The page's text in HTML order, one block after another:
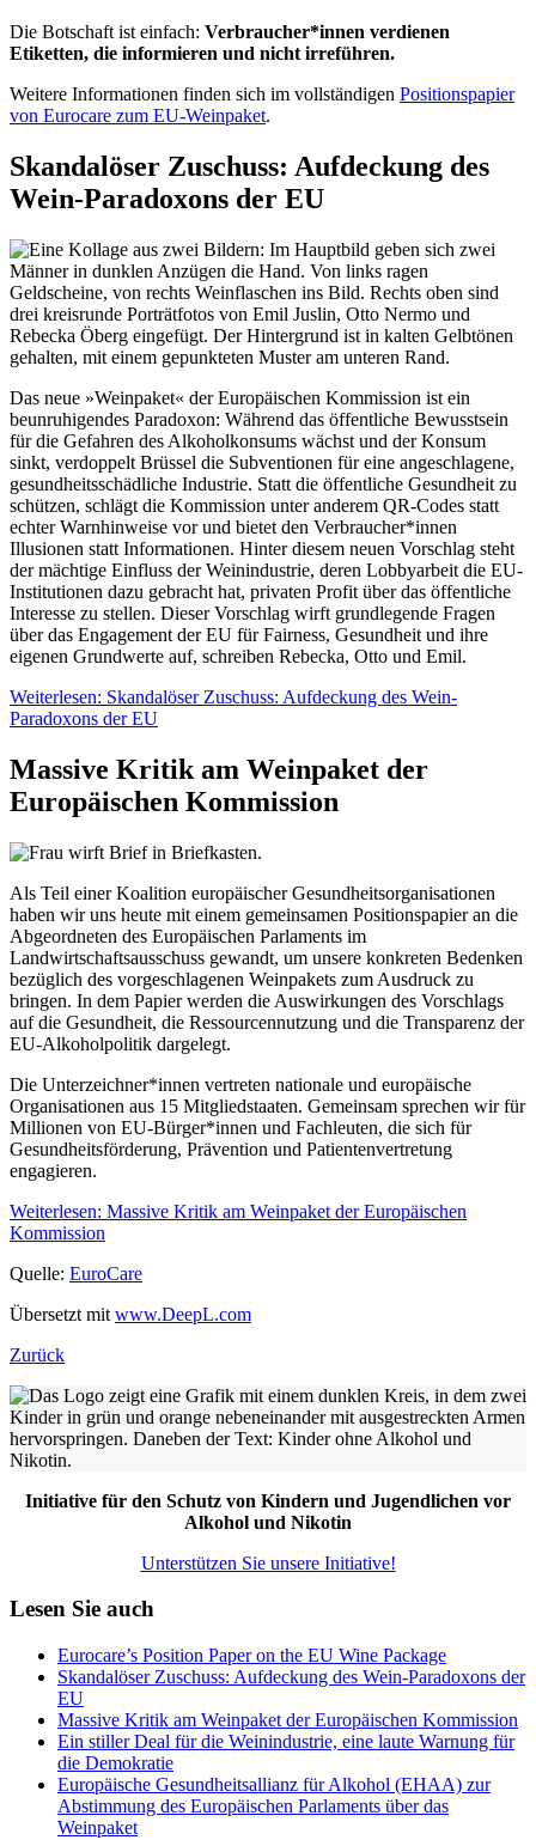
Die Botschaft ist einfach: Verbraucher*innen verdienen
Etiketten, die informieren und nicht irreführen.
Weitere Informationen finden sich im vollständigen Positionspapier
von Eurocare zum EU-Weinpaket.
Skandalöser Zuschuss: Aufdeckung des
Wein-Paradoxons der EU
Das neue »Weinpaket« der Europäischen Kommission ist ein
beunruhigendes Paradoxon: Während das öffentliche Bewusstsein
für die Gefahren des Alkoholkonsums wächst und der Konsum
sinkt, verdoppelt Brüssel die Subventionen für eine angeschlagene,
gesundheitsschädliche Industrie. Statt die öffentliche Gesundheit zu
schützen, schlägt die Kommission unter anderem QR-Codes statt
echter Warnhinweise vor und bietet den Verbraucher*innen
Illusionen statt Informationen. Hinter diesem neuen Vorschlag steht
der mächtige Einfluss der Weinindustrie, deren Lobbyarbeit die EU-
Institutionen dazu gebracht hat, privaten Profit über das öffentliche
Interesse zu stellen. Dieser Vorschlag wirft grundlegende Fragen
über das Engagement der EU für Fairness, Gesundheit und ihre
eigenen Grundwerte auf, schreiben Rebecka, Otto und Emil.
Weiterlesen: Skandalöser Zuschuss: Aufdeckung des Wein-
Paradoxons der EU
Massive Kritik am Weinpaket der
Europäischen Kommission
Als Teil einer Koalition europäischer Gesundheitsorganisationen
haben wir uns heute mit einem gemeinsamen Positionspapier an die
Abgeordneten des Europäischen Parlaments im
Landwirtschaftsausschuss gewandt, um unsere konkreten Bedenken
bezüglich des vorgeschlagenen Weinpakets zum Ausdruck zu
bringen. In dem Papier werden die Auswirkungen des Vorschlags
auf die Gesundheit, die Ressourcennutzung und die Transparenz der
EU-Alkoholpolitik dargelegt.
Die Unterzeichner*innen vertreten nationale und europäische
Organisationen aus 15 Mitgliedstaaten. Gemeinsam sprechen wir für
Millionen von EU-Bürger*innen und Fachleuten, die sich für
Gesundheitsförderung, Prävention und Patientenvertretung
engagieren.
Weiterlesen: Massive Kritik am Weinpaket der Europäischen
Kommission
Quelle: EuroCare
Übersetzt mit www.DeepL.com
Zurück
Initiative für den Schutz von Kindern und Jugendlichen vor
Alkohol und Nikotin
Unterstützen Sie unsere Initiative!
Lesen Sie auch
Eurocare’s Position Paper on the EU Wine Package
Skandalöser Zuschuss: Aufdeckung des Wein-Paradoxons der
EU
Massive Kritik am Weinpaket der Europäischen Kommission
Ein stiller Deal für die Weinindustrie, eine laute Warnung für
die Demokratie
Europäische Gesundheitsallianz für Alkohol (EHAA) zur
Abstimmung des Europäischen Parlaments über das
Weinpaket